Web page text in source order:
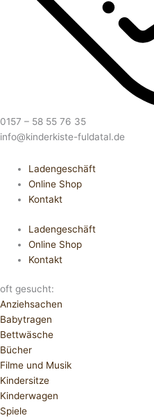
0157 – 58 55 76 35
info@kinderkiste-fuldatal.de
Ladengeschäft
Online Shop
Kontakt
Ladengeschäft
Online Shop
Kontakt
oft gesucht:
Anziehsachen
Babytragen
Bettwäsche
Bücher
Filme und Musik
Kindersitze
Kinderwagen
Spiele